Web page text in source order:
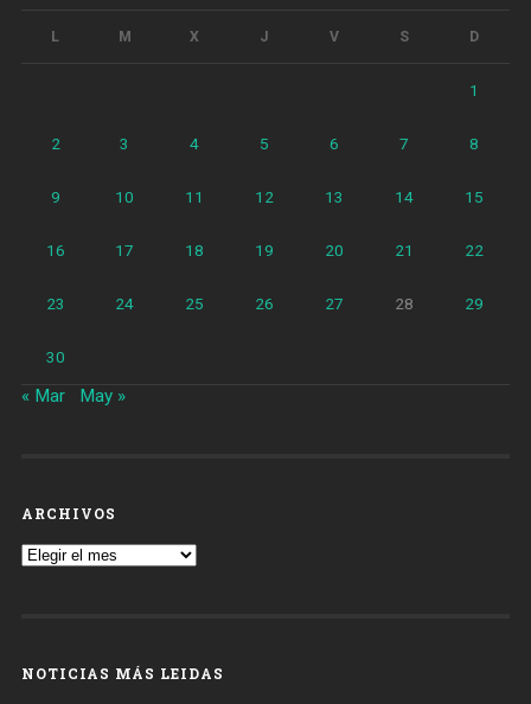
L M X J V S D
1
2 3 4 5 6 7 8
9 10 11 12 13 14 15
16 17 18 19 20 21 22
23 24 25 26 27 28 29
30
« Mar May »
ARCHIVOS
Archivos
NOTICIAS MÁS LEIDAS